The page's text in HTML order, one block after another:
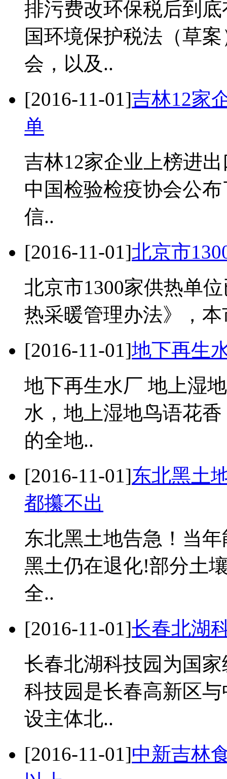
排污费改环保税后到
国环境保护税法（草
会，以及..
[2016-11-01]吉林12家
单
吉林12家企业上榜进
中国检验检疫协会公
信..
[2016-11-01]北京市
北京市1300家供热单
热采暖管理办法》，
[2016-11-01]地下再生
地下再生水厂 地上湿
水，地上湿地鸟语花
的全地..
[2016-11-01]东北黑土
都攥不出
东北黑土地告急！当
黑土仍在退化!部分土
全..
[2016-11-01]长春北湖
长春北湖科技园为国
科技园是长春高新区
设主体北..
[2016-11-01]中新吉林